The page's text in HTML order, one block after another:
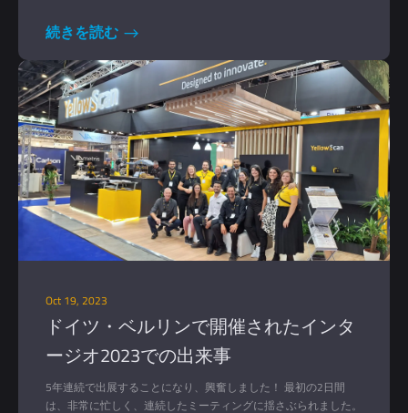
る。
続きを読む
Oct 19, 2023
ドイツ・ベルリンで開催されたインタ
ージオ2023での出来事
5年連続で出展することになり、興奮しました！ 最初の2日間
は、非常に忙しく、連続したミーティングに揺さぶられました。